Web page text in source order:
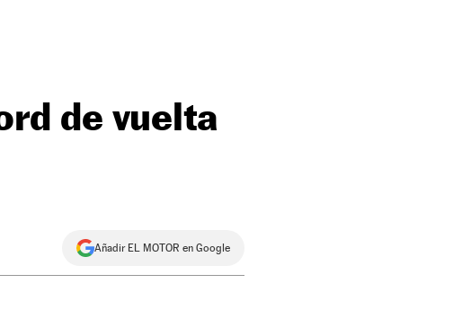
de vuelta
Añadir EL MOTOR en Google